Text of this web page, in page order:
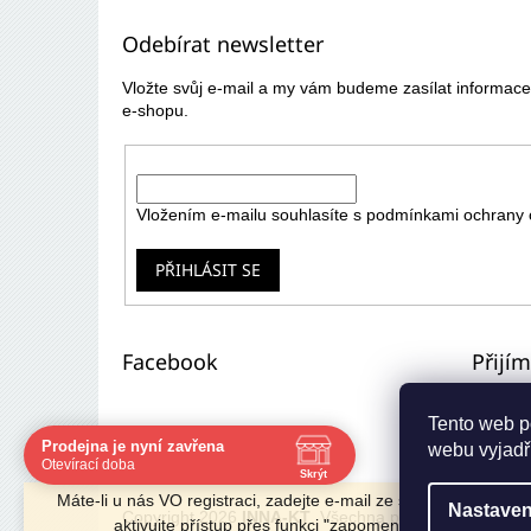
Tento web
webu
Máte-li u nás VO registraci, zadejte e-mail ze starého e-shopu
aktivujte přístup přes funkci "zapomenuté heslo".
Odebírat newsletter
Vložte svůj e-mail a my vám budeme zasílat
e-shopu.
Vložením e-mailu souhlasíte s podmínkami ochrany
PŘIHLÁSIT SE
Facebook
Copyright 2026 INNA-KT . Všechna práva vyhrazena.
Prodejna je nyní zavřena
Otevírací doba
Skrýt
Navštivte nás osobně
Čas Pauza
8:00 - 16:30
12:00 - 13:00